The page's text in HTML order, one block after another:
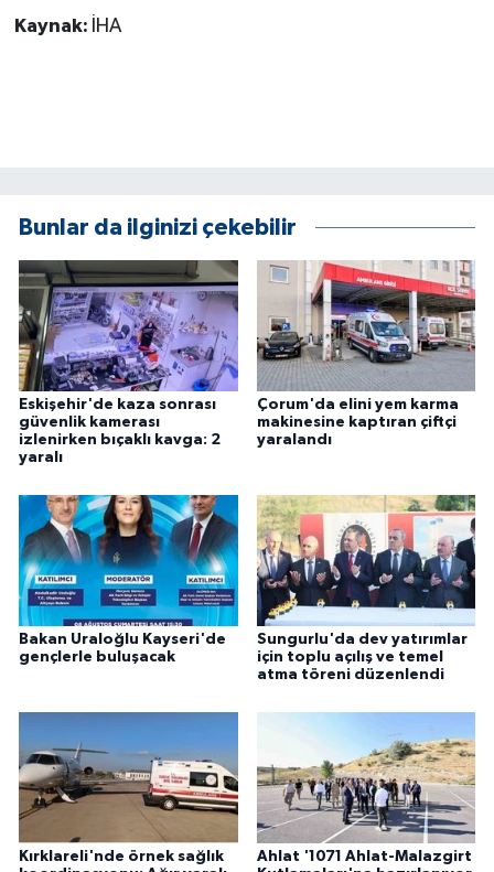
Kaynak: İHA
Bunlar da ilginizi çekebilir
Eskişehir'de kaza sonrası
güvenlik kamerası
izlenirken bıçaklı kavga: 2
yaralı
Çorum'da elini yem karma
makinesine kaptıran çiftçi
yaralandı
Bakan Uraloğlu Kayseri'de
gençlerle buluşacak
Sungurlu'da dev yatırımlar
için toplu açılış ve temel
atma töreni düzenlendi
Kırklareli'nde örnek sağlık
Ahlat '1071 Ahlat-Malazgirt
SPOR HABERLERİ
TEKNOLOJİ
Turizm
ÜLKE GÜNDEMİ
YAŞAM
YEREL
Yerel Haberler